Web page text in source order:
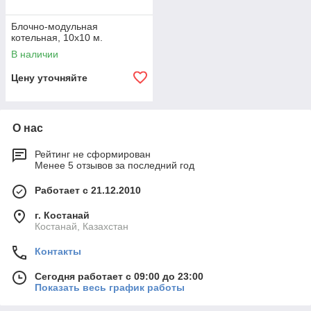
экономия тепла благодаря приближенности к
потребителю.
Для оформления заявки на контейнерные котельные
заполняйте
+77473835759. Будем рады видеть вас нашим клиентом!
Блочно-модульная
котельная, 10x10 м.
В наличии
Цену уточняйте
О нас
Рейтинг не сформирован
Менее 5 отзывов за последний год
Работает с 21.12.2010
г. Костанай
Костанай, Казахстан
Контакты
Сегодня работает с 09:00 до 23:00
Показать весь график работы